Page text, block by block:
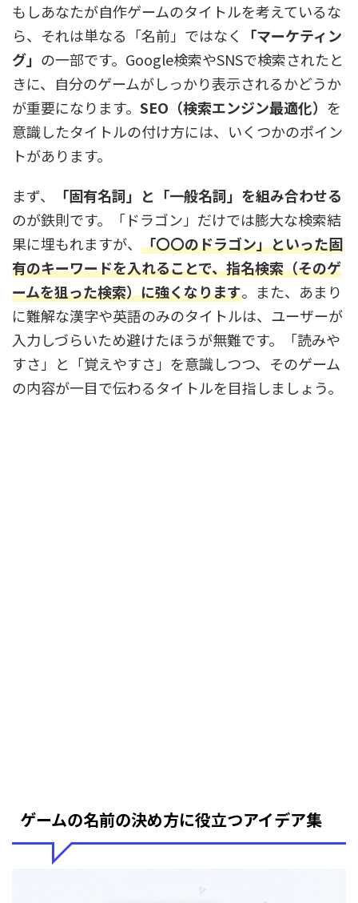
もしあなたが自作ゲームのタイトルを考えているな
ら、それは単なる「名前」ではなく
「マーケティン
グ」 の一部です。Google検索やSNSで検索されたと
きに、自分のゲームがしっかり表示されるかどうか
が重要になります。 SEO（検索エンジン最適化） を
意識したタイトルの付け方には、いくつかのポイン
トがあります。
まず、
「固有名詞」と「一般名詞」を組み合わせる
のが鉄則です。「ドラゴン」だけでは膨大な検索結
果に埋もれますが、 「〇〇のドラゴン」といった固
有のキーワードを入れることで、指名検索（そのゲ
ームを狙った検索）に強くなります。また、あまり
に難解な漢字や英語のみのタイトルは、ユーザーが
入力しづらいため避けたほうが無難です。「読みや
すさ」と「覚えやすさ」を意識しつつ、そのゲーム
の内容が一目で伝わるタイトルを目指しましょう。
ゲームの名前の決め方に役立つアイデア集